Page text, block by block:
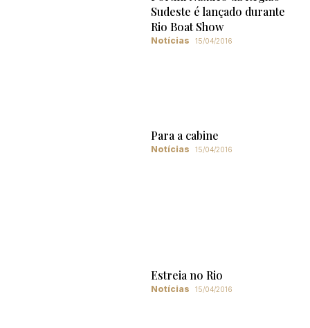
Sudeste é lançado durante
Rio Boat Show
Notícias 15/04/2016
Para a cabine
Notícias 15/04/2016
Estreia no Rio
Notícias 15/04/2016